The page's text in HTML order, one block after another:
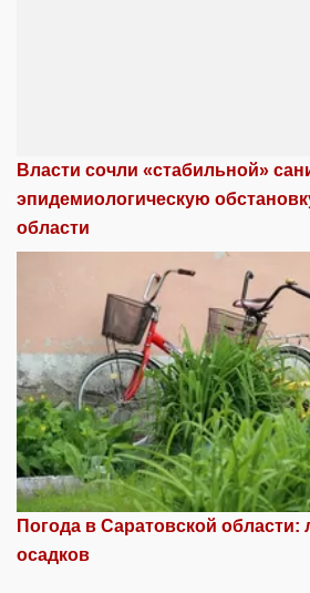
Власти сочли «стабильной»
эпидемиологическую
области
Погода в Саратовской области:
осадков